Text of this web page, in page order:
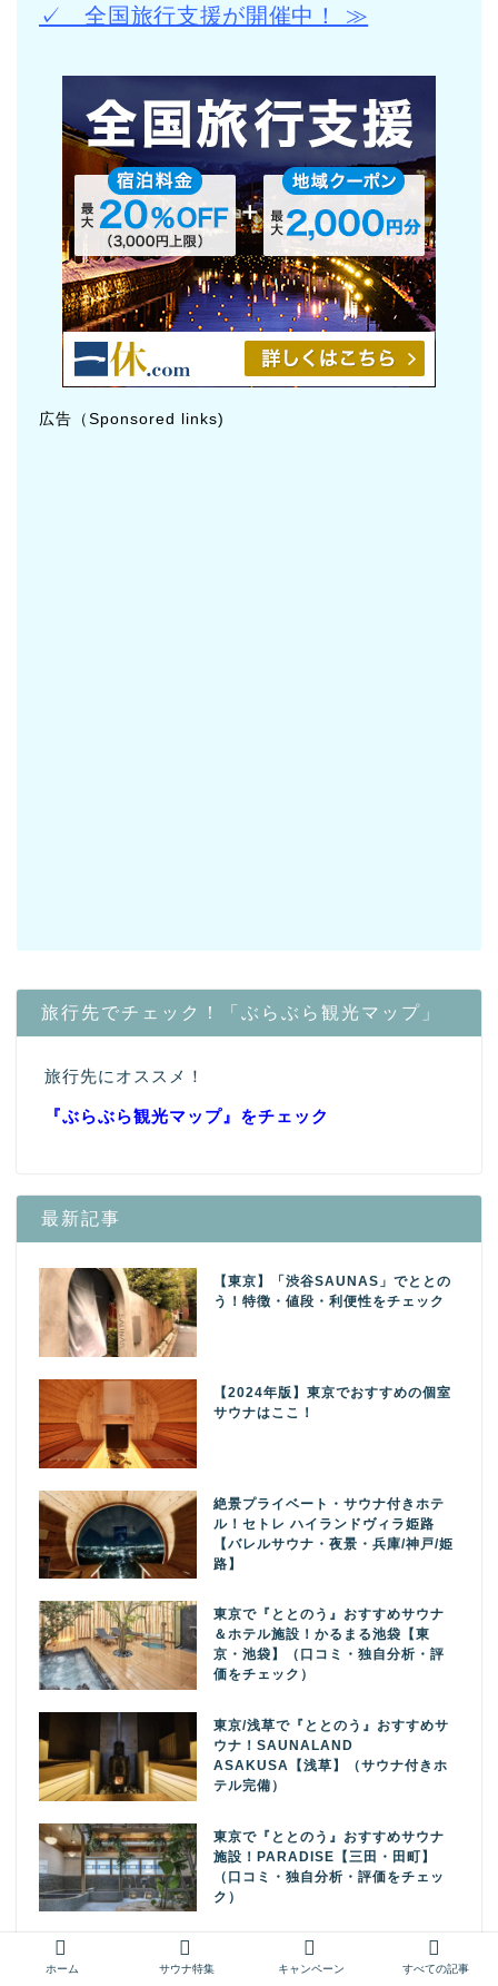
✓ 全国旅行支援が開催中！ ≫
広告（Sponsored links)
旅行先でチェック！「ぶらぶら観光マップ」
旅行先にオススメ！
『ぶらぶら観光マップ』 をチェック
最新記事
【東京】「渋谷SAUNAS」でととの
う！特徴・値段・利便性をチェック
【2024年版】東京でおすすめの個室
サウナはここ！
絶景プライベート・サウナ付きホテ
ル！セトレ ハイランドヴィラ姫路
【バレルサウナ・夜景・兵庫/神戸/姫
路】
東京で『ととのう』おすすめサウナ
＆ホテル施設！かるまる池袋【東
京・池袋】（口コミ・独自分析・評
価をチェック）
東京/浅草で『ととのう』おすすめサ
ウナ！SAUNALAND
ASAKUSA【浅草】（サウナ付きホ
テル完備）
東京で『ととのう』おすすめサウナ
施設！PARADISE【三田・田町】
（口コミ・独自分析・評価をチェッ
ク）
ホーム サウナ特集 キャンペーン すべての記事